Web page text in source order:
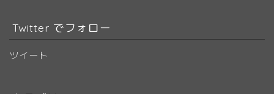
Twitter でフォロー
ツイート